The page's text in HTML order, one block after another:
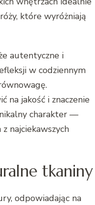
które wyróżniają
autentyczne i
w codziennym
na jakość i znaczenie
charakter —
najciekawszych
tkaniny
odpowiadając na